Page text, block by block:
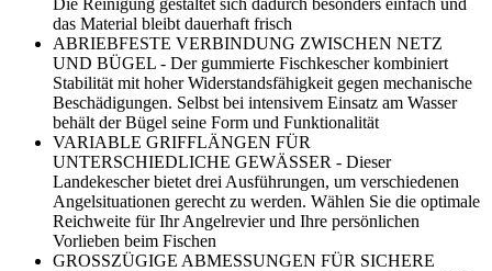
Die Reinigung gestaltet sich dadurch besonders einfach und
das Material bleibt dauerhaft frisch
ABRIEBFESTE VERBINDUNG ZWISCHEN NETZ
UND BÜGEL - Der gummierte Fischkescher kombiniert
Stabilität mit hoher Widerstandsfähigkeit gegen mechanische
Beschädigungen. Selbst bei intensivem Einsatz am Wasser
behält der Bügel seine Form und Funktionalität
VARIABLE GRIFFLÄNGEN FÜR
UNTERSCHIEDLICHE GEWÄSSER - Dieser
Landekescher bietet drei Ausführungen, um verschiedenen
Angelsituationen gerecht zu werden. Wählen Sie die optimale
Reichweite für Ihr Angelrevier und Ihre persönlichen
Vorlieben beim Fischen
GROSSZÜGIGE ABMESSUNGEN FÜR SICHERE